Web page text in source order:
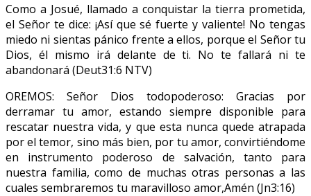
Como a Josué, llamado a conquistar la tierra prometida,
el Señor te dice: ¡Así que sé fuerte y valiente! No tengas
miedo ni sientas pánico frente a ellos, porque el Señor tu
Dios, él mismo irá delante de ti. No te fallará ni te
abandonará (Deut‭31:6‬ ‭NTV)‬
OREMOS: Señor Dios todopoderoso: Gracias por
derramar tu amor, estando siempre disponible para
rescatar nuestra vida, y que esta nunca quede atrapada
por el temor, sino más bien, por tu amor, convirtiéndome
en instrumento poderoso de salvación, tanto para
nuestra familia, como de muchas otras personas a las
cuales sembraremos tu maravilloso amor,Amén (Jn3:16)